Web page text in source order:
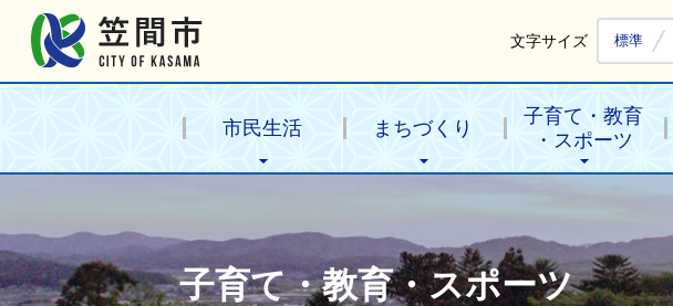
文字サイズ 標準
市民生活 まちづくり
子育て・教育
・スポーツ
子育て・教育・スポーツ